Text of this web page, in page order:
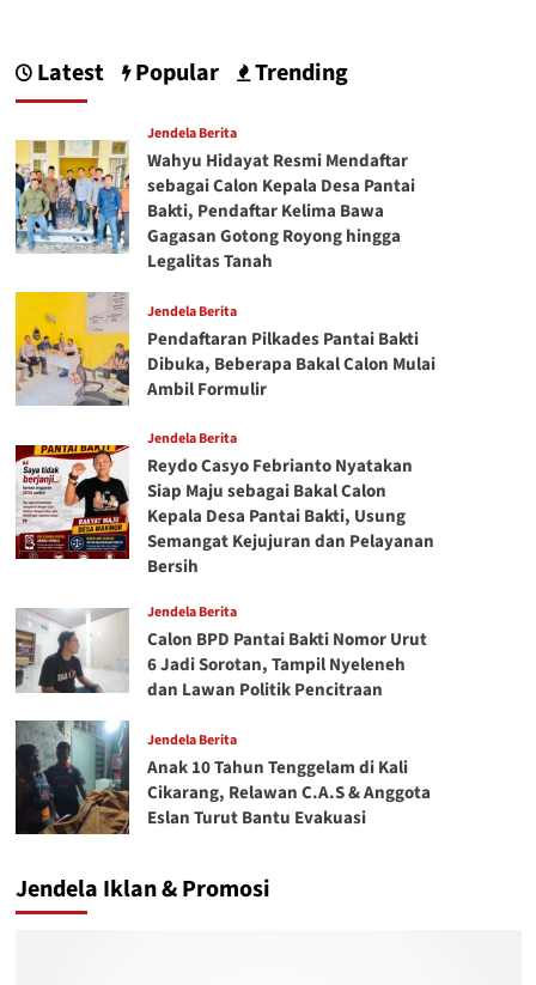
Latest Popular Trending
Jendela Berita
Wahyu Hidayat Resmi Mendaftar
sebagai Calon Kepala Desa Pantai
Bakti, Pendaftar Kelima Bawa
Gagasan Gotong Royong hingga
Legalitas Tanah
Jendela Berita
Pendaftaran Pilkades Pantai Bakti
Dibuka, Beberapa Bakal Calon Mulai
Ambil Formulir
Jendela Berita
Reydo Casyo Febrianto Nyatakan
Siap Maju sebagai Bakal Calon
Kepala Desa Pantai Bakti, Usung
Semangat Kejujuran dan Pelayanan
Bersih
Jendela Berita
Calon BPD Pantai Bakti Nomor Urut
6 Jadi Sorotan, Tampil Nyeleneh
dan Lawan Politik Pencitraan
Jendela Berita
Anak 10 Tahun Tenggelam di Kali
Cikarang, Relawan C.A.S & Anggota
Eslan Turut Bantu Evakuasi
Jendela Iklan & Promosi